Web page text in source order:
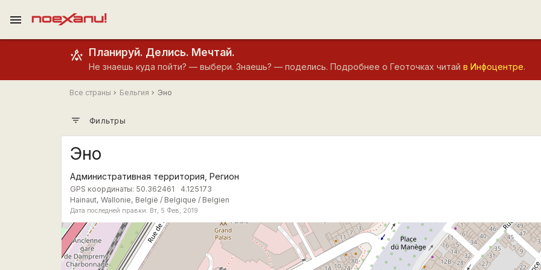
menu
Планируй. Делись. Мечтай.
Не знаешь куда пойти? — выбери. Знаешь? — поделись. Подробнее о Геоточках читай в Инфоцентре.
Все страны Бельгия Эно
filter_list Фильтры
Эно
Административная территория, Регион
GPS координаты: 50.362461
4.125173
Hainaut, Wallonie, België / Belgique / Belgien
Дата последней правки: Вт, 5 Фев, 2019